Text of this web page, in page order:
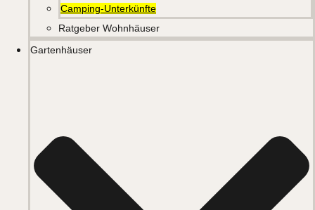
Camping-Unterkünfte
Ratgeber Wohnhäuser
Gartenhäuser